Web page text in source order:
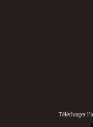
Télécharger